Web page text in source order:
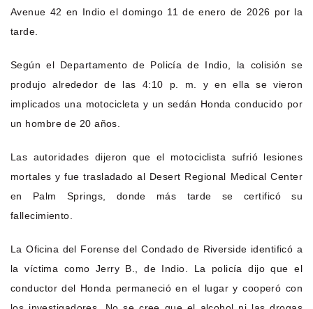
Avenue 42 en Indio el domingo 11 de enero de 2026 por la
tarde.
Según el Departamento de Policía de Indio, la colisión se
produjo alrededor de las 4:10 p. m. y en ella se vieron
implicados una motocicleta y un sedán Honda conducido por
un hombre de 20 años.
Las autoridades dijeron que el motociclista sufrió lesiones
mortales y fue trasladado al Desert Regional Medical Center
en Palm Springs, donde más tarde se certificó su
fallecimiento.
La Oficina del Forense del Condado de Riverside identificó a
la víctima como Jerry B., de Indio. La policía dijo que el
conductor del Honda permaneció en el lugar y cooperó con